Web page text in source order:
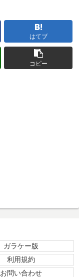
はてブ
コピー
ガラケー版
利用規約
お問い合わせ